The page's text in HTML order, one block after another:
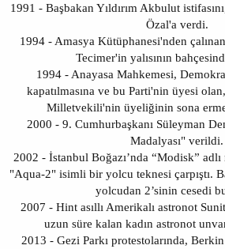
1991 - Başbakan Yıldırım Akbulut
Özal'a verdi.
1994 - Amasya Kütüphanesi'nden
Tecimer'in yalısının
1994 - Anayasa Mahkemesi,
kapatılmasına ve bu Parti'nin üyesi
Milletvekili'nin üyeliğinin sona
2000 - 9. Cumhurbaşkanı Süleyman
Madalyası" verildi.
2002 - İstanbul Boğazı’nda “Modisk”
"Aqua-2" isimli bir yolcu teknesi çarpıştı.
yolcudan 2’sinin cesedi
2007 - Hint asıllı Amerikalı astronot
uzun süre kalan kadın astronot
2013 - Gezi Parkı protestolarında,